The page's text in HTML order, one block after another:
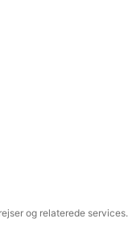
og relaterede services.